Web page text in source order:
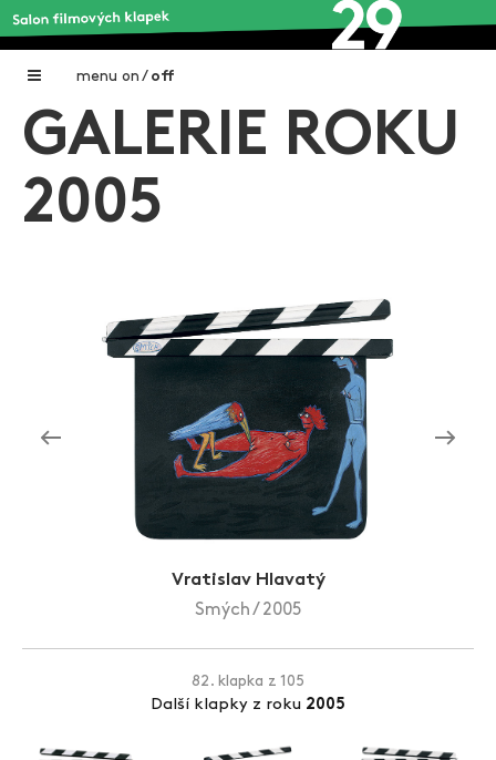
menu on / off
Home
Galerie filmových klapek
O projektu
Aukce filmových klapek
GALERIE ROKU
2005
Vratislav Hlavatý
Smých / 2005
82. klapka z 105
Další klapky z roku 2005